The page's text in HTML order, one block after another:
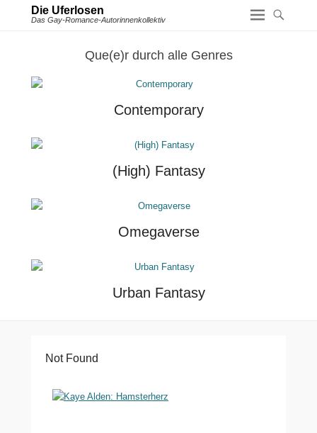
Die Uferlosen
Das Gay-Romance-Autorinnenkollektiv
Que(e)r durch alle Genres
Contemporary
(High) Fantasy
Omegaverse
Urban Fantasy
Not Found